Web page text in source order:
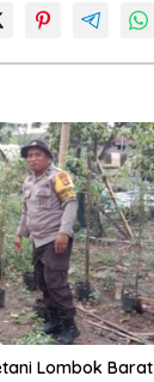
Lombok Barat